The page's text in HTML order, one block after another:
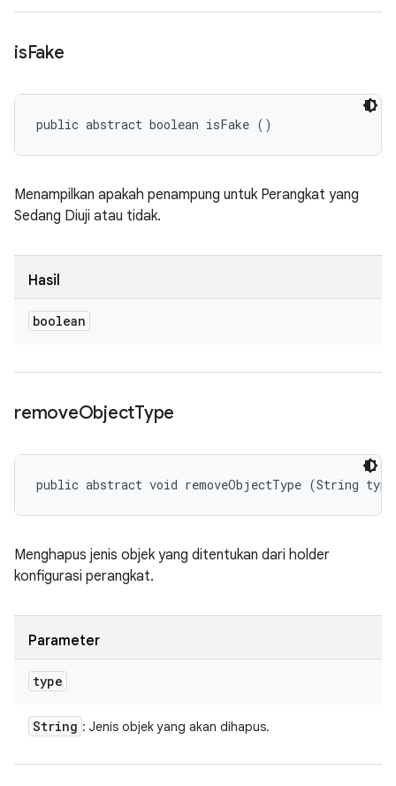
isFake
public abstract boolean isFake ()
Menampilkan apakah penampung untuk Perangkat yang
Sedang Diuji atau tidak.
Hasil
boolean
removeObjectType
public abstract void removeObjectType (String
Menghapus jenis objek yang ditentukan dari holder
konfigurasi perangkat.
Parameter
type
String : Jenis objek yang akan dihapus.